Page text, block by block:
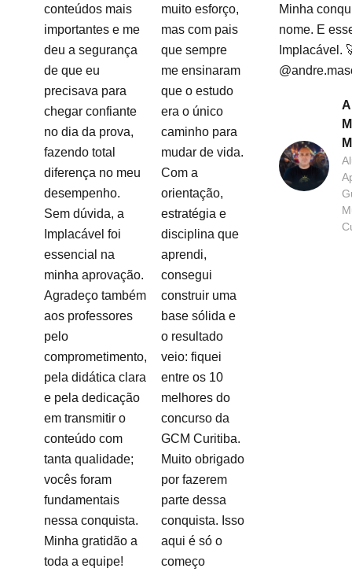
conteúdos mais
importantes e me
deu a segurança
de que eu
precisava para
chegar confiante
no dia da prova,
fazendo total
diferença no meu
desempenho.
Sem dúvida, a
Implacável foi
essencial na
minha aprovação.
Agradeço também
aos professores
pelo
comprometimento,
pela didática clara
e pela dedicação
em transmitir o
conteúdo com
tanta qualidade;
vocês foram
fundamentais
nessa conquista.
Minha gratidão a
toda a equipe!
muito esforço,
mas com pais
que sempre
me ensinaram
que o estudo
era o único
caminho para
mudar de vida.
Com a
orientação,
estratégia e
disciplina que
aprendi,
consegui
construir uma
base sólida e
o resultado
veio: fiquei
entre os 10
melhores do
concurso da
GCM Curitiba.
Muito obrigado
por fazerem
parte dessa
conquista. Isso
aqui é só o
começo
Minha
nome. E
Implacável.